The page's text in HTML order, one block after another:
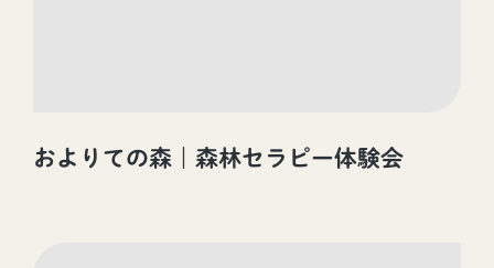
およりての森｜森林セラピー体験会